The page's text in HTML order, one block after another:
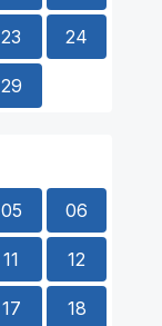
23 24
29
05 06
11 12
17 18